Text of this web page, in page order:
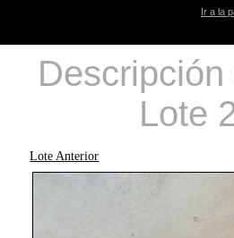
Ir a la
Lote
Lote Anterior